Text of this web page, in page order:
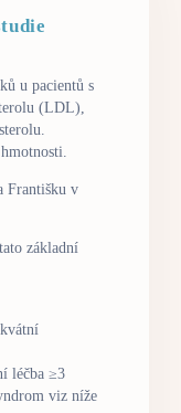
u pacientů s
(LDL),
Františku v
základní
léčba ≥3
viz níže